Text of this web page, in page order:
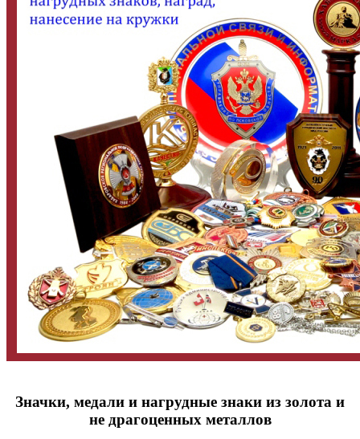
Значки, медали и нагрудные знаки из золота и
не драгоценных металлов